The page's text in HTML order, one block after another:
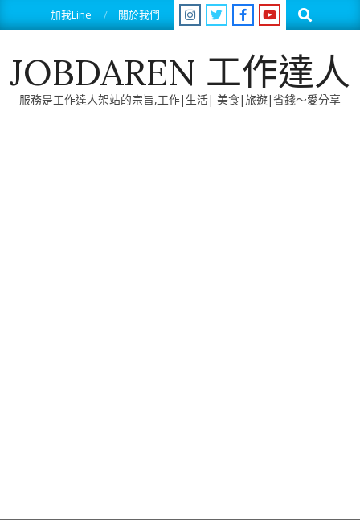
to
加我Line 關於我們 Search
JOBDAREN 工作達人
服務是工作達人架站的宗旨,工作|生活| 美食|旅遊|省錢～愛分享